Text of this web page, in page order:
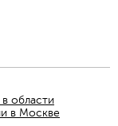
области
в Москве